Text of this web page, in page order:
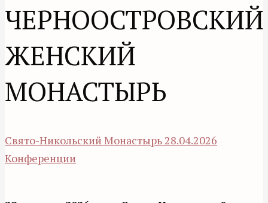
ЧЕРНООСТРОВСКИЙ
ЖЕНСКИЙ
МОНАСТЫРЬ
Свято-Никольский Монастырь28.04.2026
Конференции